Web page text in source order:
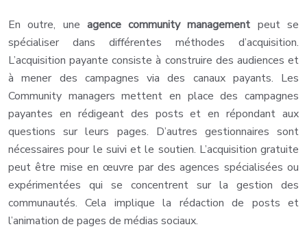
En outre, une agence community management peut se
spécialiser dans différentes méthodes d’acquisition.
L’acquisition payante consiste à construire des audiences et
à mener des campagnes via des canaux payants. Les
Community managers mettent en place des campagnes
payantes en rédigeant des posts et en répondant aux
questions sur leurs pages. D’autres gestionnaires sont
nécessaires pour le suivi et le soutien. L’acquisition gratuite
peut être mise en œuvre par des agences spécialisées ou
expérimentées qui se concentrent sur la gestion des
communautés. Cela implique la rédaction de posts et
l’animation de pages de médias sociaux.